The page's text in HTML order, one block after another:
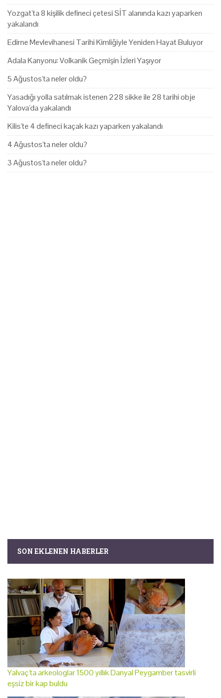
Yozgat'ta 8 kişilik defineci çetesi SİT alanında kazı yaparken
yakalandı
Edirne Mevlevihanesi Tarihi Kimliğiyle Yeniden Hayat Buluyor
Adala Kanyonu: Volkanik Geçmişin İzleri Yaşıyor
5 Ağustos'ta neler oldu?
Yasadığı yolla satılmak istenen 228 sikke ile 28 tarihi obje
Yalova'da yakalandı
Kilis'te 4 defineci kaçak kazı yaparken yakalandı
4 Ağustos'ta neler oldu?
3 Ağustos'ta neler oldu?
SON EKLENEN HABERLER
Yalvaç'ta arkeologlar 1500 yıllık Danyal Peygamber tasvirli
eşsiz bir kap buldu